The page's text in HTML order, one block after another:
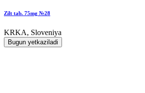
Zilt tab. 75mg №28
KRKA, Sloveniya
Bugun yetkaziladi